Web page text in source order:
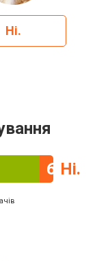
Ні.
6%Ні.